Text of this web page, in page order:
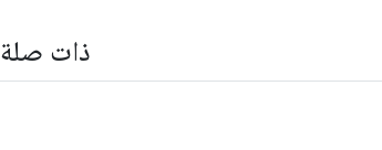
ذات صلة